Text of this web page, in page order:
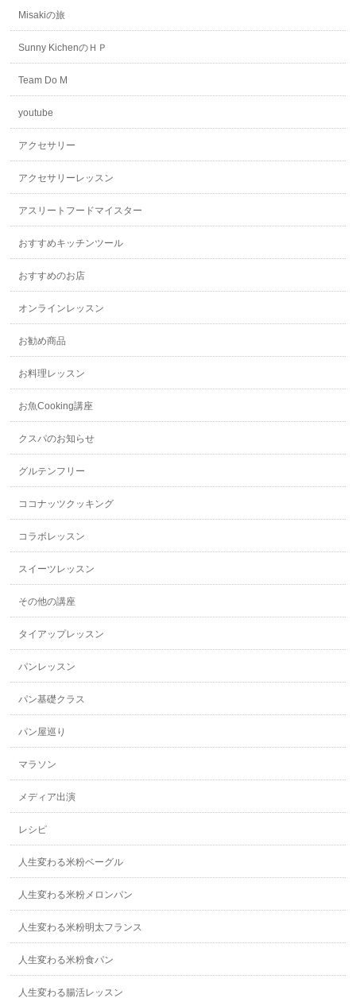
Misakiの旅
Sunny KichenのＨＰ
Team Do M
youtube
アクセサリー
アクセサリーレッスン
アスリートフードマイスター
おすすめキッチンツール
おすすめのお店
オンラインレッスン
お勧め商品
お料理レッスン
お魚Cooking講座
クスパのお知らせ
グルテンフリー
ココナッツクッキング
コラボレッスン
スイーツレッスン
その他の講座
タイアップレッスン
パンレッスン
パン基礎クラス
パン屋巡り
マラソン
メディア出演
レシピ
人生変わる米粉ベーグル
人生変わる米粉メロンパン
人生変わる米粉明太フランス
人生変わる米粉食パン
人生変わる腸活レッスン